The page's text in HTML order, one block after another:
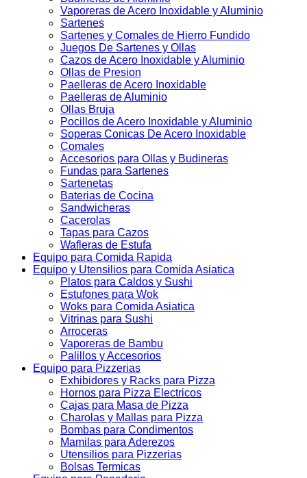
Vaporeras de Acero Inoxidable y Aluminio
Sartenes
Sartenes y Comales de Hierro Fundido
Juegos De Sartenes y Ollas
Cazos de Acero Inoxidable y Aluminio
Ollas de Presion
Paelleras de Acero Inoxidable
Paelleras de Aluminio
Ollas Bruja
Pocillos de Acero Inoxidable y Aluminio
Soperas Conicas De Acero Inoxidable
Comales
Accesorios para Ollas y Budineras
Fundas para Sartenes
Sartenetas
Baterias de Cocina
Sandwicheras
Cacerolas
Tapas para Cazos
Wafleras de Estufa
Equipo para Comida Rapida
Equipo y Utensilios para Comida Asiatica
Platos para Caldos y Sushi
Estufones para Wok
Woks para Comida Asiatica
Vitrinas para Sushi
Arroceras
Vaporeras de Bambu
Palillos y Accesorios
Equipo para Pizzerias
Exhibidores y Racks para Pizza
Hornos para Pizza Electricos
Cajas para Masa de Pizza
Charolas y Mallas para Pizza
Bombas para Condimentos
Mamilas para Aderezos
Utensilios para Pizzerias
Bolsas Termicas